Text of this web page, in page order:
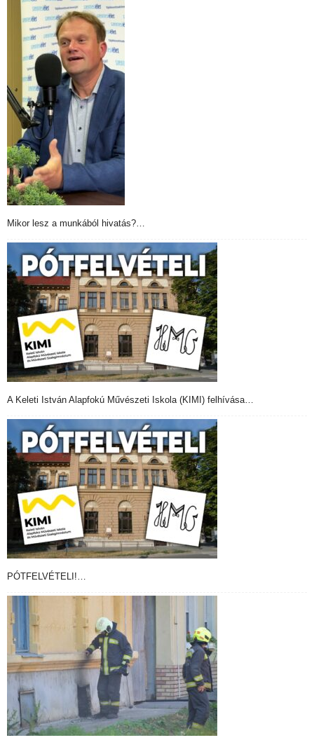
Mikor lesz a munkából hivatás?…
A Keleti István Alapfokú Művészeti Iskola (KIMI) felhívása…
PÓTFELVÉTELI!…